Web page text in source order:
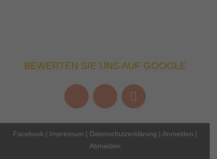
BEWERTEN SIE UNS AUF GOOGLE
Facebook | Impressum | Datenschutzerklärung | Anmelden |
Abmelden